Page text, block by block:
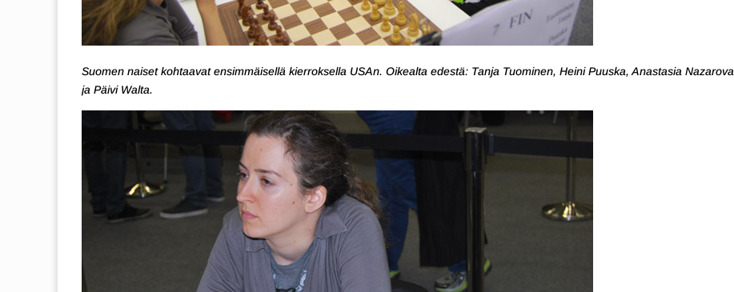
Suomen naiset kohtaavat ensimmäisellä kierroksella USAn. Oikealta edestä: Tanja Tuominen, Heini Puuska, Anastasia Nazarova
ja Päivi Walta.